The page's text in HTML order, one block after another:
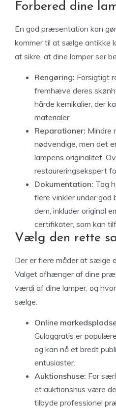
Forbered dine
En god præsentation kan
kommer til at sælge antikke
at sikre, at dine lamper ser
Rengøring: Forsigtigt
fremhæve deres
hårde kemikalier, der
materialer.
Reparationer: Mindre
nødvendige, men det
lampens originalitet.
restaureringsekspert
Dokumentation: Tag
flere vinkler under god
dem, inkluder original
certifikater, som kan
Vælg den rette
Der er flere måder at sælge
Valget afhænger af dine
værdi af dine lamper, og
sælge.
Online
Guloggratis er
og kan nå et bredt
entusiaster.
Auktionshuse: For
et auktionshus være
tilbyde professionel